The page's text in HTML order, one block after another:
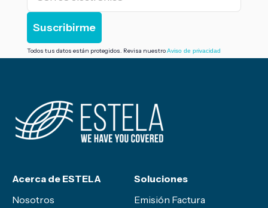
Todos tus datos están protegidos. Revisa nuestroAviso de privacidad
Acerca de ESTELA
Nosotros
Soluciones
Emisión Factura